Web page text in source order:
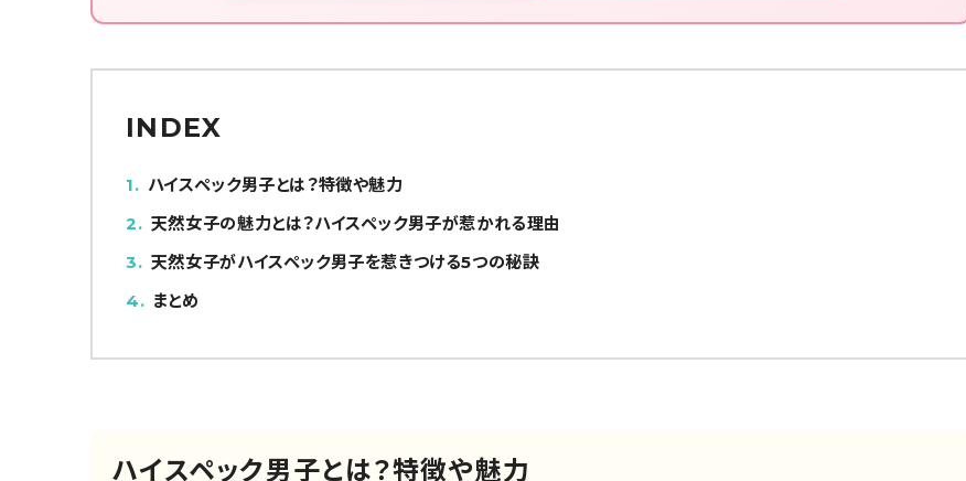
INDEX
1
ハイスペック男子とは？特徴や魅力
2
天然女子の魅力とは？ハイスペック男子が惹かれる理由
3
天然女子がハイスペック男子を惹きつける5つの秘訣
4
まとめ
ハイスペック男子とは？特徴や魅力